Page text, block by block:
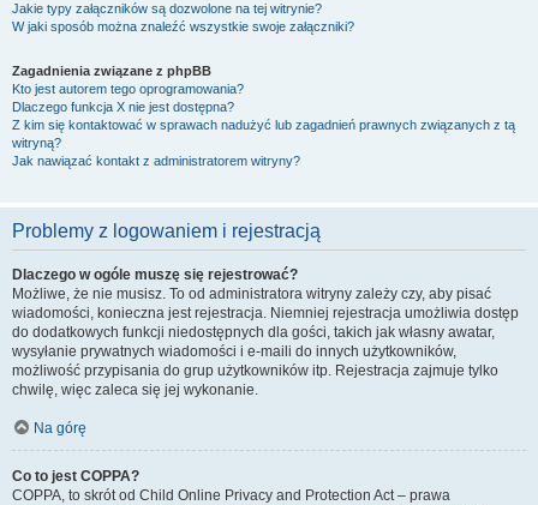
Jakie typy załączników są dozwolone na tej witrynie?
W jaki sposób można znaleźć wszystkie swoje załączniki?
Zagadnienia związane z phpBB
Kto jest autorem tego oprogramowania?
Dlaczego funkcja X nie jest dostępna?
Z kim się kontaktować w sprawach nadużyć lub zagadnień prawnych związanych z tą
witryną?
Jak nawiązać kontakt z administratorem witryny?
Problemy z logowaniem i rejestracją
Dlaczego w ogóle muszę się rejestrować?
Możliwe, że nie musisz. To od administratora witryny zależy czy, aby pisać
wiadomości, konieczna jest rejestracja. Niemniej rejestracja umożliwia dostęp
do dodatkowych funkcji niedostępnych dla gości, takich jak własny awatar,
wysyłanie prywatnych wiadomości i e-maili do innych użytkowników,
możliwość przypisania do grup użytkowników itp. Rejestracja zajmuje tylko
chwilę, więc zaleca się jej wykonanie.
Na górę
Co to jest COPPA?
COPPA, to skrót od Child Online Privacy and Protection Act – prawa